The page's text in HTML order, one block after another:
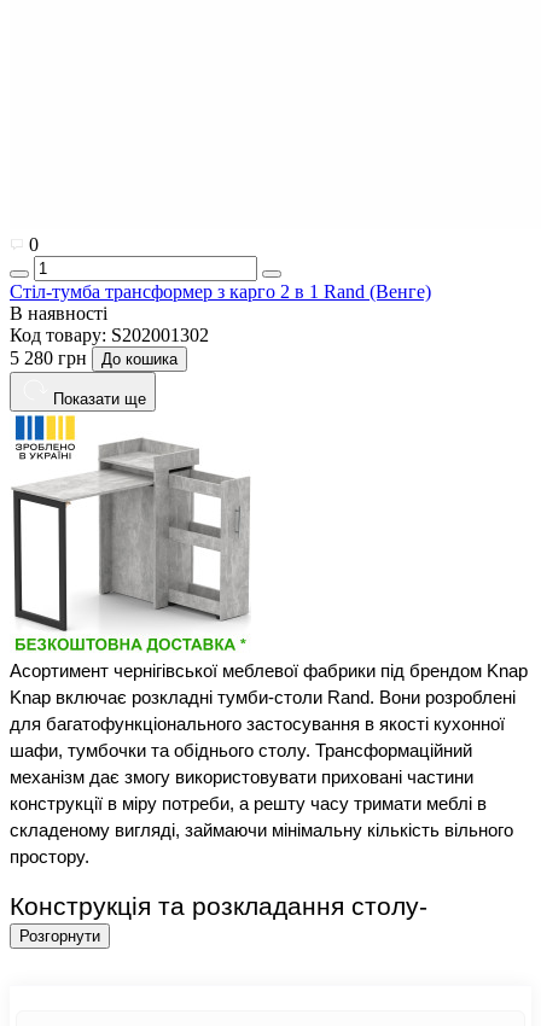
0
Стіл-тумба трансформер з карго 2 в 1 Rand (Венге)
В наявності
Код товару: S202001302
5 280 грн
До кошика
Показати ще
Асортимент чернігівської меблевої фабрики під брендом Knap
Knap включає розкладні тумби-столи Rand. Вони розроблені
для багатофункціонального застосування в якості кухонної
шафи, тумбочки та обіднього столу. Трансформаційний
механізм дає змогу використовувати приховані частини
конструкції в міру потреби, а решту часу тримати меблі в
складеному вигляді, займаючи мінімальну кількість вільного
простору.
Конструкція та розкладання столу-
трансформера
Розгорнути